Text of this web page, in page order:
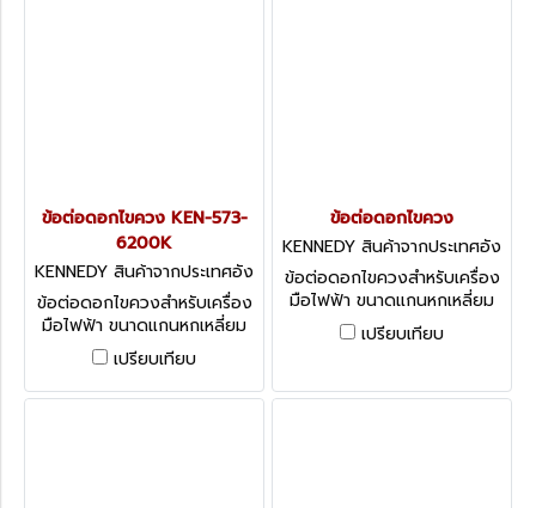
ข้อต่อดอกไขควง KEN-573-
6200K
KENNEDY สินค้าจากประเทศอัง
กฤษ-1
ข้อต่อดอกไขควงสำหรับเครื่อง
มือไฟฟ้า ขนาดแกนหกเหลี่ยม
1/4" KENNEDY Direct Drive
Adaptors for Power Tools -
Quick Release with
เปรียบเทียบ
ข้อต่อดอกไขควง
KENNEDY สินค้าจากประเทศอัง
กฤษ-1
ข้อต่อดอกไขควงสำหรับเครื่อง
มือไฟฟ้า ขนาดแกนหกเหลี่ยม
5/16" KENNEDY Screwdriver
Bits: 5/16" Desoutter Shank
Retainer
เปรียบเทียบ